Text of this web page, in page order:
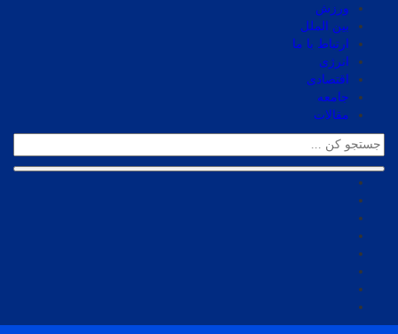
ورزش
بین الملل
ارتباط با ما
انرژی
اقتصادی
جامعه
مقالات